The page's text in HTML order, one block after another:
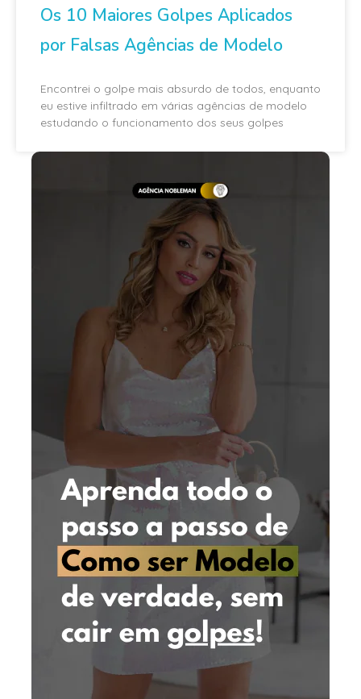
Os 10 Maiores Golpes Aplicados
por Falsas Agências de Modelo
Encontrei o golpe mais absurdo de todos, enquanto
eu estive infiltrado em várias agências de modelo
estudando o funcionamento dos seus golpes